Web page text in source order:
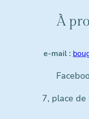
À
e-mail :
7, place